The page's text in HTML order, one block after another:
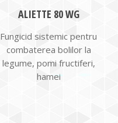
ALIETTE 80 WG
Fungicid sistemic pentru
combaterea bolilor la
legume, pomi fructiferi,
hamei